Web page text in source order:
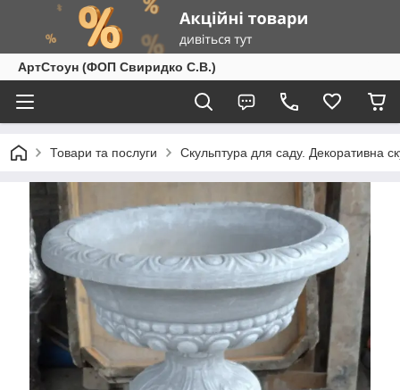
АртСтоун (ФОП Свиридко С.В.)
Товари та послуги Скульптура для саду. Декоративна